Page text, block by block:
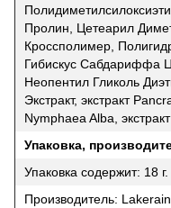
Пролин, Цетеарил
Кроссполимер,
Гибискус Сабдариффа
Неопентил Гликоль
Экстракт, экстракт
Nymphaea Alba,
Упаковка,
Упаковка содержит: 18 г.
Производитель: